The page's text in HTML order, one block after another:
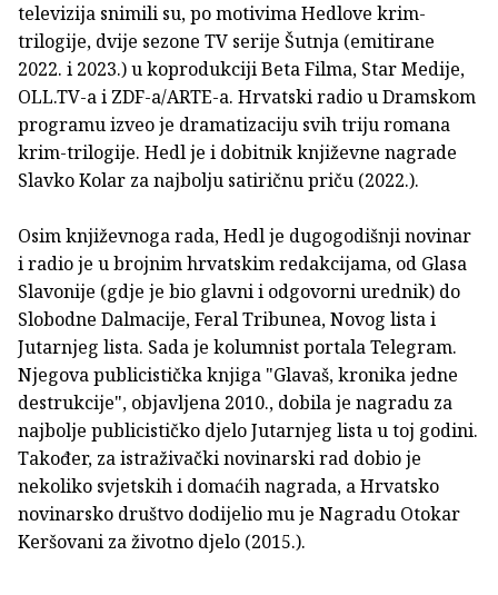
televizija snimili su, po motivima Hedlove krim-
trilogije, dvije sezone TV serije Šutnja (emitirane
2022. i 2023.) u koprodukciji Beta Filma, Star Medije,
OLL.TV-a i ZDF-a/ARTE-a. Hrvatski radio u Dramskom
programu izveo je dramatizaciju svih triju romana
krim-trilogije. Hedl je i dobitnik književne nagrade
Slavko Kolar za najbolju satiričnu priču (2022.).
Osim književnoga rada, Hedl je dugogodišnji novinar
i radio je u brojnim hrvatskim redakcijama, od Glasa
Slavonije (gdje je bio glavni i odgovorni urednik) do
Slobodne Dalmacije, Feral Tribunea, Novog lista i
Jutarnjeg lista. Sada je kolumnist portala Telegram.
Njegova publicistička knjiga "Glavaš, kronika jedne
destrukcije", objavljena 2010., dobila je nagradu za
najbolje publicističko djelo Jutarnjeg lista u toj godini.
Također, za istraživački novinarski rad dobio je
nekoliko svjetskih i domaćih nagrada, a Hrvatsko
novinarsko društvo dodijelio mu je Nagradu Otokar
Keršovani za životno djelo (2015.).